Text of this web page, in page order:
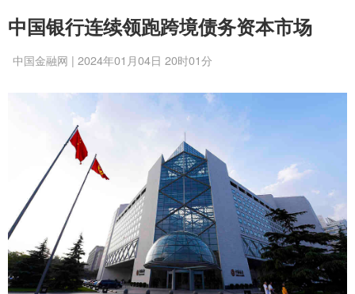
中国银行连续领跑跨境债务资本市场
中国金融网 | 2024年01月04日 20时01分